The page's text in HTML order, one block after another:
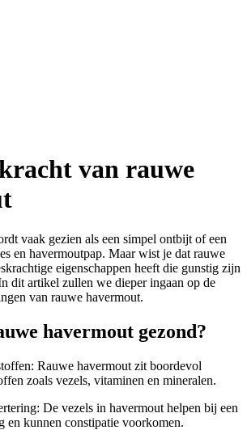
van rauwe
vaak gezien als een simpel ontbijt of een
en havermoutpap. Maar wist je dat rauwe
eigenschappen heeft die gunstig zijn
dit artikel zullen we dieper ingaan op de
van rauwe havermout.
havermout gezond?
Rauwe havermout zit boordevol
zoals vezels, vitaminen en mineralen.
De vezels in havermout helpen bij een
en kunnen constipatie voorkomen.